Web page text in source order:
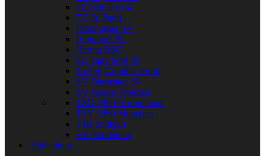
FC Schalke 04
FC St. Pauli
Hamburger SV
Hannover 96
Hertha BSC
SC Paderborn 07
SpVgg Greuther Fürth
SV Darmstadt 98
SV Werder Bremen
TSG 1899 Hoffenheim
TSV 1860 München
VfB Stuttgart
VfL Wolfsburg
Bekleidung